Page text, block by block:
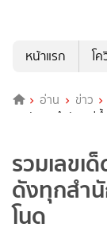
หน้าแรก
โ
อ่าน ข่าว
เลขดังทุกสำนัก แม่น้
รวมเลขเ
ดังทุกสำ
โนด